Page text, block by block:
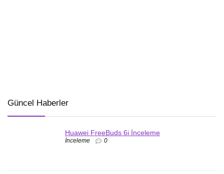
Güncel Haberler
Huawei FreeBuds 6i İnceleme
İnceleme 0